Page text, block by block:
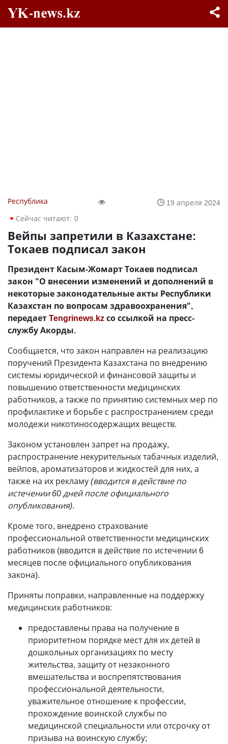
Республика
19 апреля 2024
Сейчас читают: 0
Вейпы запретили в Казахстане:
Токаев подписал закон
Президент Касым-Жомарт Токаев подписал
закон "О внесении изменений и дополнений в
некоторые законодательные акты Республики
Казахстан по вопросам здравоохранения",
передаетTengrinews.kzсо ссылкой на пресс-
службу Акорды.
Сообщается, что закон направлен на реализацию
поручений Президента Казахстана по внедрению
системы юридической и финансовой защиты и
повышению ответственности медицинских
работников, а также по принятию системных мер по
профилактике и борьбе с распространением среди
молодежи никотиносодержащих веществ.
Законом установлен запрет на продажу,
распространение некурительных табачных изделий,
вейпов, ароматизаторов и жидкостей для них, а
также на их рекламу(вводится в действие по
истечении 60 дней после официального
опубликования).
Кроме того, внедрено страхование
профессиональной ответственности медицинских
работников (вводится в действие по истечении 6
месяцев после официального опубликования
закона).
Приняты поправки, направленные на поддержку
медицинских работников:
предоставлены права на получение в
приоритетном порядке мест для их детей в
дошкольных организациях по месту
жительства, защиту от незаконного
вмешательства и воспрепятствования
профессиональной деятельности,
уважительное отношение к профессии,
прохождение воинской службы по
медицинской специальности или отсрочку от
призыва на воинскую службу;